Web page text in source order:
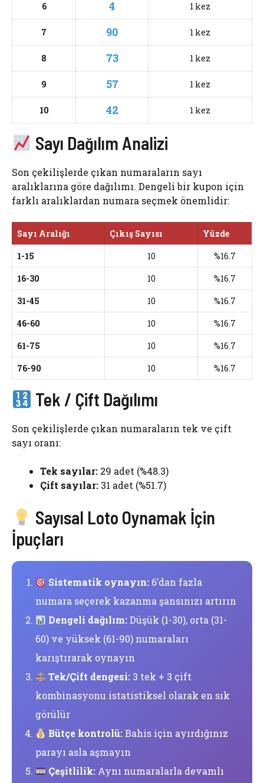
6 4 1 kez
7 90 1 kez
8 73 1 kez
9 57 1 kez
10 42 1 kez
Sayı Dağılım Analizi
Son çekilişlerde çıkan numaraların sayı
aralıklarına göre dağılımı. Dengeli bir kupon için
farklı aralıklardan numara seçmek önemlidir:
Sayı Aralığı Çıkış Sayısı
Yüzde
1-15
10
%16.7
16-30
10
%16.7
31-45
10
%16.7
46-60
10
%16.7
61-75
10
%16.7
76-90
10 %16.7
Tek / Çift Dağılımı
Son çekilişlerde çıkan numaraların tek ve çift
sayı oranı:
Tek sayılar: 29 adet (%48.3)
Çift sayılar: 31 adet (%51.7)
Sayısal Loto Oynamak İçin
İpuçları
Sistematik oynayın: 6’dan fazla
numara seçerek kazanma şansınızı artırın
Dengeli dağılım:Düşük (1-30), orta (31-
60) ve yüksek (61-90) numaraları
karıştırarak oynayın
Tek/Çift dengesi: 3 tek + 3 çift
kombinasyonu istatistiksel olarak en sık
görülür
Bütçe kontrolü:Bahis için ayırdığınız
parayı asla aşmayın
Çeşitlilik: Aynı numaralarla devamlı